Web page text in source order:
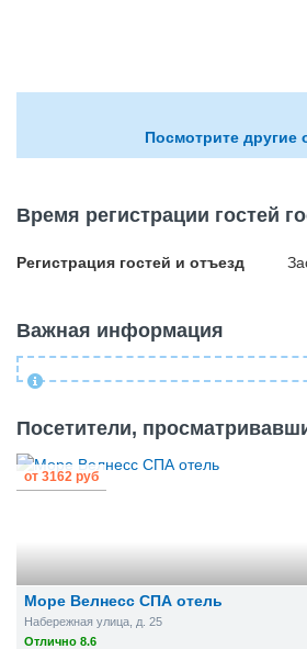
Посмотрите другие
Время регистрации гостей
Регистрация гостей и отъезд
Важная информация
Посетители,
Море Велнесс СПА отель
Набережная улица, д. 25
Отлично 8.6
от 3162 руб